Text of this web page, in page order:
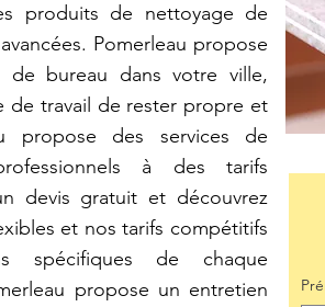
produits de nettoyage de
Pomerleau propose
de bureau dans votre ville,
de travail de rester propre et
propose des services de
à des tarifs
devis gratuit et découvrez
et nos tarifs compétitifs
spécifiques de chaque
propose un entretien